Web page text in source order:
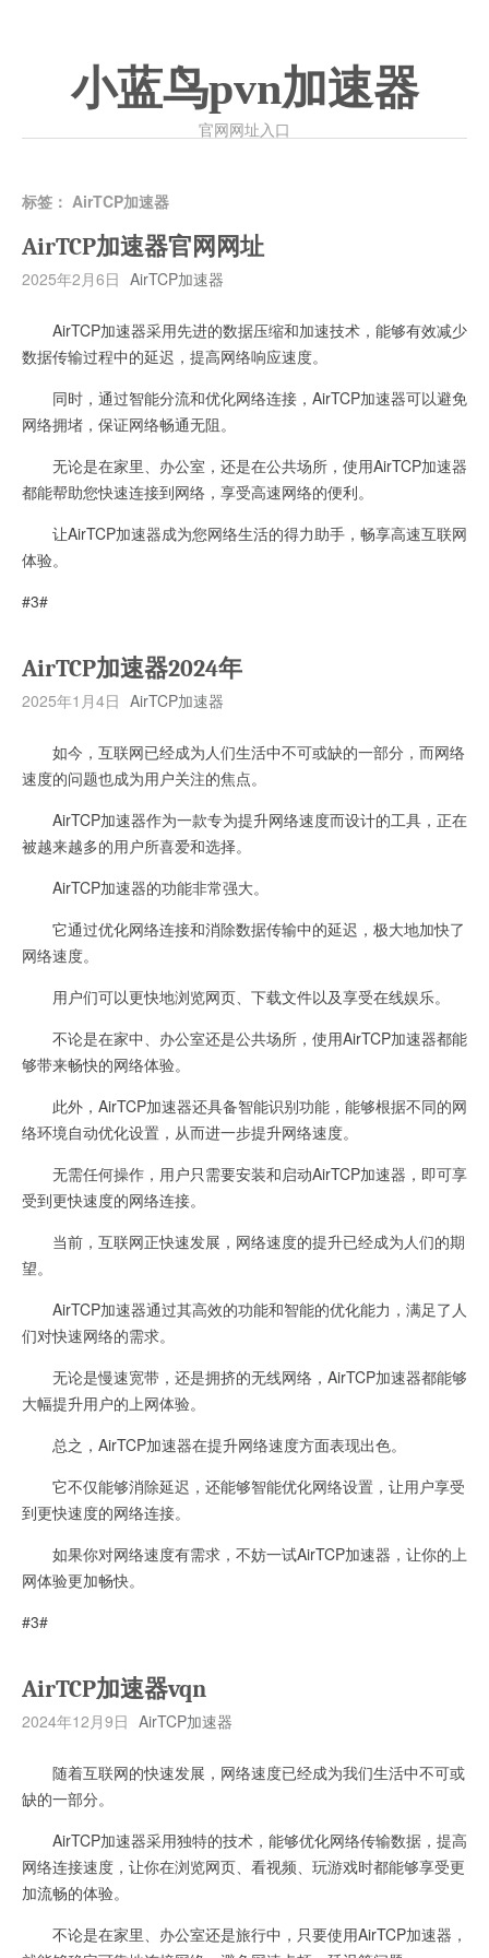
小蓝鸟pvn加速器
官网网址入口
标签： AirTCP加速器
AirTCP加速器官网网址
2025年2月6日 AirTCP加速器
AirTCP加速器采用先进的数据压缩和加速技术，能够有效减少
数据传输过程中的延迟，提高网络响应速度。
同时，通过智能分流和优化网络连接，AirTCP加速器可以避免
网络拥堵，保证网络畅通无阻。
无论是在家里、办公室，还是在公共场所，使用AirTCP加速器
都能帮助您快速连接到网络，享受高速网络的便利。
让AirTCP加速器成为您网络生活的得力助手，畅享高速互联网
体验。
#3#
AirTCP加速器2024年
2025年1月4日 AirTCP加速器
如今，互联网已经成为人们生活中不可或缺的一部分，而网络
速度的问题也成为用户关注的焦点。
AirTCP加速器作为一款专为提升网络速度而设计的工具，正在
被越来越多的用户所喜爱和选择。
AirTCP加速器的功能非常强大。
它通过优化网络连接和消除数据传输中的延迟，极大地加快了
网络速度。
用户们可以更快地浏览网页、下载文件以及享受在线娱乐。
不论是在家中、办公室还是公共场所，使用AirTCP加速器都能
够带来畅快的网络体验。
此外，AirTCP加速器还具备智能识别功能，能够根据不同的网
络环境自动优化设置，从而进一步提升网络速度。
无需任何操作，用户只需要安装和启动AirTCP加速器，即可享
受到更快速度的网络连接。
当前，互联网正快速发展，网络速度的提升已经成为人们的期
望。
AirTCP加速器通过其高效的功能和智能的优化能力，满足了人
们对快速网络的需求。
无论是慢速宽带，还是拥挤的无线网络，AirTCP加速器都能够
大幅提升用户的上网体验。
总之，AirTCP加速器在提升网络速度方面表现出色。
它不仅能够消除延迟，还能够智能优化网络设置，让用户享受
到更快速度的网络连接。
如果你对网络速度有需求，不妨一试AirTCP加速器，让你的上
网体验更加畅快。
#3#
AirTCP加速器vqn
2024年12月9日 AirTCP加速器
随着互联网的快速发展，网络速度已经成为我们生活中不可或
缺的一部分。
AirTCP加速器采用独特的技术，能够优化网络传输数据，提高
网络连接速度，让你在浏览网页、看视频、玩游戏时都能够享受更
加流畅的体验。
不论是在家里、办公室还是旅行中，只要使用AirTCP加速器，